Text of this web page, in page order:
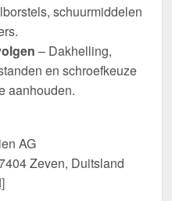
schuurmiddelen
– Dakhelling,
en schroefkeuze
aanhouden.
AG
Zeven, Duitsland